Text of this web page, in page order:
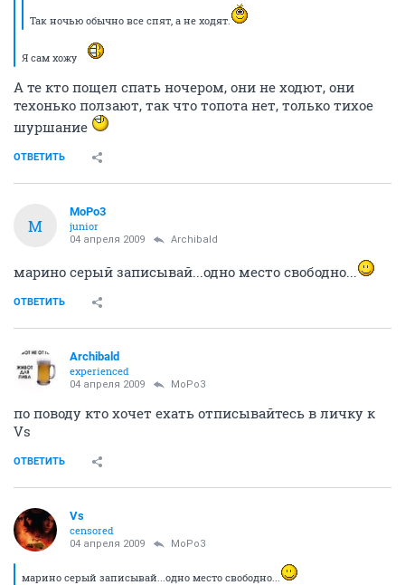
Так ночью обычно все спят, а не ходят.
Я сам хожу
А те кто пощел спать ночером, они не ходют, они
техонько ползают, так что топота нет, только тихое
шуршание
ОТВЕТИТЬ
M
MoPo3
junior
04 апреля 2009 Archibald
марино серый записывай...одно место свободно...
ОТВЕТИТЬ
Archibald
experienced
04 апреля 2009 MoPo3
по поводу кто хочет ехать отписывайтесь в личку к
Vs
ОТВЕТИТЬ
Vs
censored
04 апреля 2009 MoPo3
марино серый записывай...одно место свободно...